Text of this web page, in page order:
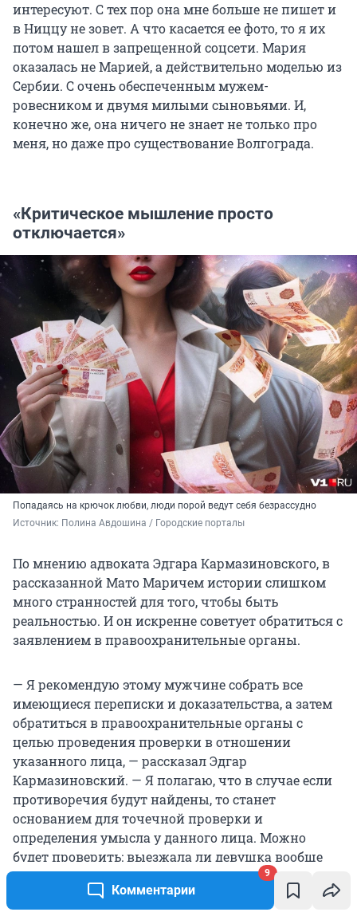
Комментарии
9
интересуют. С тех пор она мне больше не пишет и
в Ниццу не зовет. А что касается ее фото, то я их
потом нашел в запрещенной соцсети. Мария
оказалась не Марией, а действительно моделью из
Сербии. С очень обеспеченным мужем-
ровесником и двумя милыми сыновьями. И,
конечно же, она ничего не знает не только про
меня, но даже про существование Волгограда.
«Критическое мышление просто
отключается»
Попадаясь на крючок любви, люди порой ведут себя безрассудно
Источник: Полина Авдошина / Городские порталы
По мнению адвоката Эдгара Кармазиновского, в
рассказанной Мато Маричем истории слишком
много странностей для того, чтобы быть
реальностью. И он искренне советует обратиться с
заявлением в правоохранительные органы.
— Я рекомендую этому мужчине собрать все
имеющиеся переписки и доказательства, а затем
обратиться в правоохранительные органы с
целью проведения проверки в отношении
указанного лица, — рассказал Эдгар
Кармазиновский. — Я полагаю, что в случае если
противоречия будут найдены, то станет
основанием для точечной проверки и
определения умысла у данного лица. Можно
будет проверить: выезжала ли девушка вообще
куда-то за границу в тот период, а также
существует ли она на самом деле или является